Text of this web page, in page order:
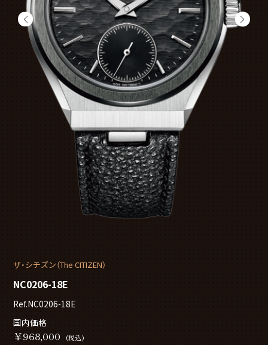
ザ・シチズン（The CITIZEN）
NC0206-18E
Ref.NC0206-18E
国内価格
￥968,000 (税込)